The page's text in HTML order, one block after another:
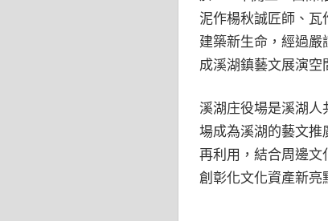
泥作楊秋誠匠師、
建築新生命，經過
成溪湖鎮藝文展演空
溪湖庄役場是溪湖
場成為溪湖的藝文
再利用，結合周邊
創彰化文化資產新亮